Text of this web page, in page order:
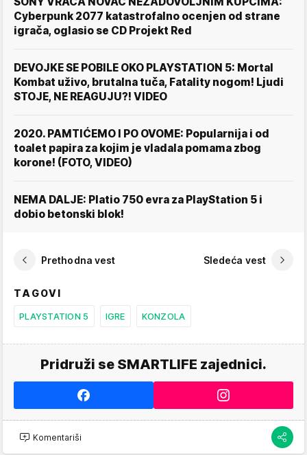
Cyberpunk 2077 katastrofalno ocenjen od strane
igrača, oglasio se CD Projekt Red
DEVOJKE SE POBILE OKO PLAYSTATION 5: Mortal
Kombat uživo, brutalna tuča, Fatality nogom! Ljudi
STOJE, NE REAGUJU?! VIDEO
2020. PAMTIĆEMO I PO OVOME: Popularnija i od
toalet papira za kojim je vladala pomama zbog
korone! (FOTO, VIDEO)
NEMA DALJE: Platio 750 evra za PlayStation 5 i
dobio betonski blok!
Prethodna vest Sledeća vest
TAGOVI
PLAYSTATION 5 IGRE KONZOLA
Pridruži se SMARTLIFE zajednici.
Komentariši